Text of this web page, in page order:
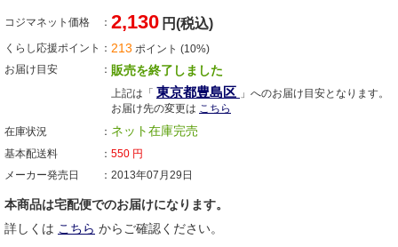
コジマネット価格 2,130 円(税込)
くらし応援ポイント 213 ポイント (10%)
お届け目安
販売を終了しました
上記は「 東京都豊島区 」へのお届け目安となります。
お届け先の変更は こちら
在庫状況
ネット在庫完売
基本配送料 550 円
メーカー発売日
2013年07月29日
本商品は宅配便でのお届けになります。
詳しくは こちら からご確認ください。